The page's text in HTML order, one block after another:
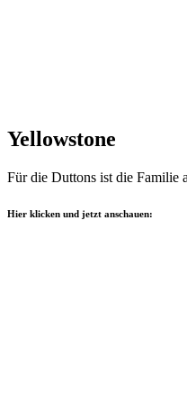
Yellowstone
Für die Duttons ist die Familie
Hier klicken und jetzt anschauen: